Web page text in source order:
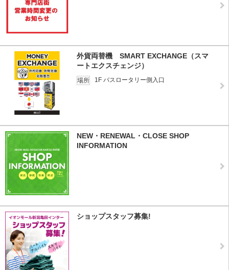
外貨両替機 SMART EXCHANGE（スマ
ートエクスチェンジ）
場所 1F バスロータリー側入口
NEW・RENEWAL・CLOSE SHOP
INFORMATION
ショップスタッフ募集!